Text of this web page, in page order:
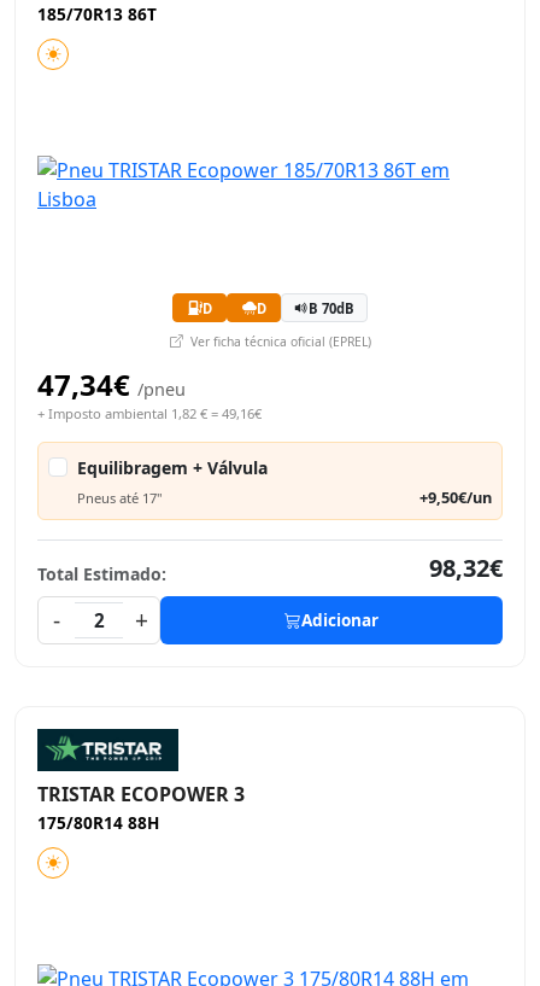
185/70R13 86T
D D B 70dB
Ver ficha técnica oficial (EPREL)
47,34€ /pneu
+ Imposto ambiental 1,82 € = 49,16€
Equilibragem + Válvula
Pneus até 17" +9,50€/un
Total Estimado:
98,32€
-
2 + Adicionar
TRISTAR ECOPOWER 3
175/80R14 88H